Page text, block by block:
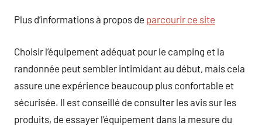
Plus d’informations à propos de parcourir ce site
Choisir l’équipement adéquat pour le camping et la
randonnée peut sembler intimidant au début, mais cela
assure une expérience beaucoup plus confortable et
sécurisée. Il est conseillé de consulter les avis sur les
produits, de essayer l’équipement dans la mesure du